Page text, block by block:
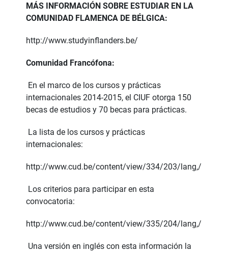
MÁS INFORMACIÓN SOBRE ESTUDIAR EN LA
COMUNIDAD FLAMENCA DE BÉLGICA:
http://www.studyinflanders.be/
Comunidad Francófona:
En el marco de los cursos y prácticas
internacionales 2014-2015, el CIUF otorga 150
becas de estudios y 70 becas para prácticas.
La lista de los cursos y prácticas
internacionales:
http://www.cud.be/content/view/334/203/lang,/
Los criterios para participar en esta
convocatoria:
http://www.cud.be/content/view/335/204/lang,/
Una versión en inglés con esta información la